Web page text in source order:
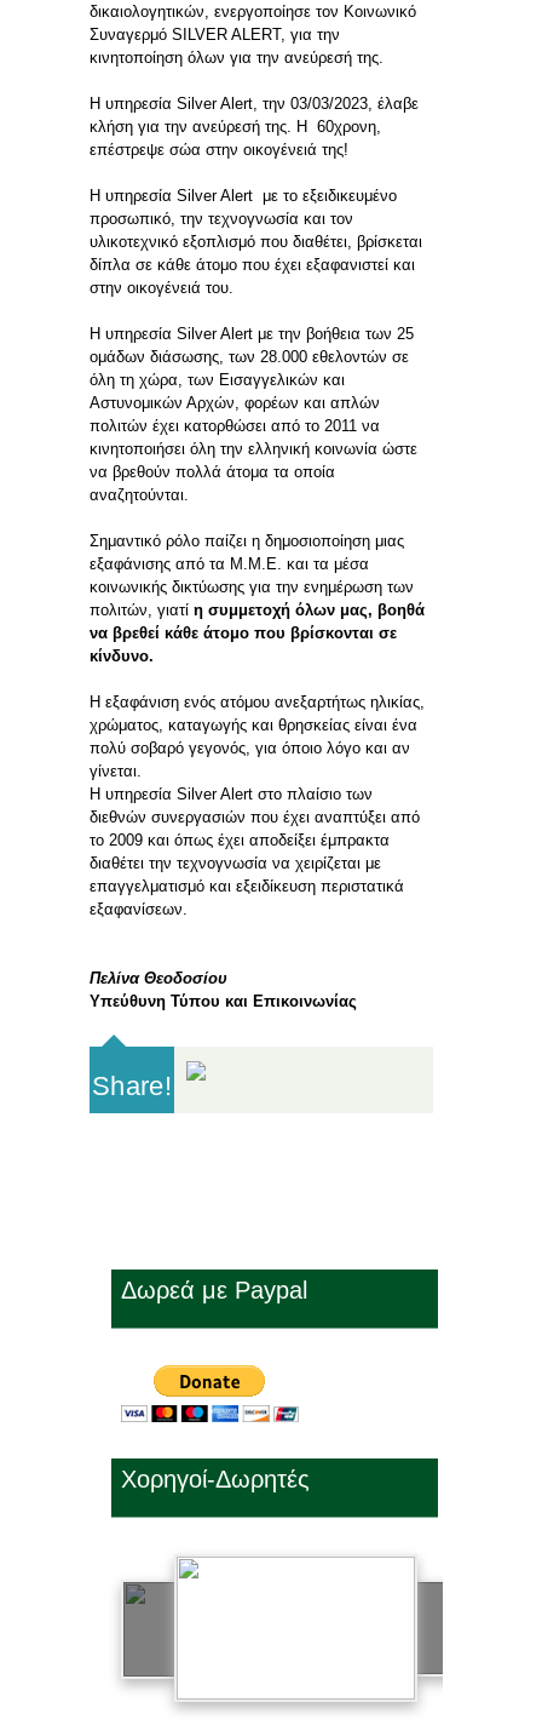
δικαιολογητικών, ενεργοποίησε τον Κοινωνικό
Συναγερμό SILVER ALERT, για την
κινητοποίηση όλων για την ανεύρεσή της.
Η υπηρεσία Silver Alert, την 03/03/2023, έλαβε
κλήση για την ανεύρεσή της. Η 60χρονη,
επέστρεψε σώα στην οικογένειά της!
Η υπηρεσία Silver Alert με το εξειδικευμένο
προσωπικό, την τεχνογνωσία και τον
υλικοτεχνικό εξοπλισμό που διαθέτει, βρίσκεται
δίπλα σε κάθε άτομο που έχει εξαφανιστεί και
στην οικογένειά του.
Η υπηρεσία Silver Alert με την βοήθεια των 25
ομάδων διάσωσης, των 28.000 εθελοντών σε
όλη τη χώρα, των Εισαγγελικών και
Αστυνομικών Αρχών, φορέων και απλών
πολιτών έχει κατορθώσει από το 2011 να
κινητοποιήσει όλη την ελληνική κοινωνία ώστε
να βρεθούν πολλά άτομα τα οποία
αναζητούνται.
Σημαντικό ρόλο παίζει η δημοσιοποίηση μιας
εξαφάνισης από τα Μ.Μ.Ε. και τα μέσα
κοινωνικής δικτύωσης για την ενημέρωση των
πολιτών, γιατί η συμμετοχή όλων μας, βοηθά
να βρεθεί κάθε άτομο που βρίσκονται σε
κίνδυνο.
Η εξαφάνιση ενός ατόμου ανεξαρτήτως ηλικίας,
χρώματος, καταγωγής και θρησκείας είναι ένα
πολύ σοβαρό γεγονός, για όποιο λόγο και αν
γίνεται.
Η υπηρεσία Silver Alert στο πλαίσιο των
διεθνών συνεργασιών που έχει αναπτύξει από
το 2009 και όπως έχει αποδείξει έμπρακτα
διαθέτει την τεχνογνωσία να χειρίζεται με
επαγγελματισμό και εξειδίκευση περιστατικά
εξαφανίσεων.
Πελίνα Θεοδοσίου
Υπεύθυνη Τύπου και Επικοινωνίας
Share!
Δωρεά με Paypal
Χορηγοί-Δωρητές